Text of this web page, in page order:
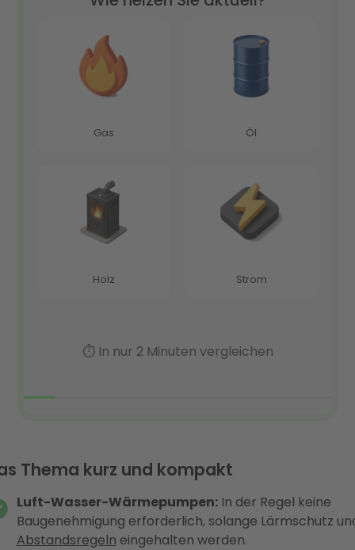
Thema kurz und kompakt
Luft-Wasser-Wärmepumpen:In der Regel keine
Baugenehmigung erforderlich, solange Lärmschutz
Abstandsregeln eingehalten werden.